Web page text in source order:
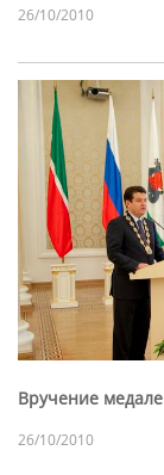
26/10/2010
Вручение
26/10/2010